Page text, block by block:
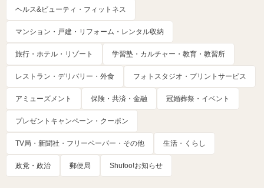
ヘルス&ビューティ・フィットネス
マンション・戸建・リフォーム・レンタル収納
旅行・ホテル・リゾート 学習塾・カルチャー・教育・教習所
レストラン・デリバリー・外食 フォトスタジオ・プリントサービス
アミューズメント 保険・共済・金融 冠婚葬祭・イベント
プレゼントキャンペーン・クーポン
TV局・新聞社・フリーペーパー・その他 生活・くらし
政党・政治 郵便局 Shufoo!お知らせ